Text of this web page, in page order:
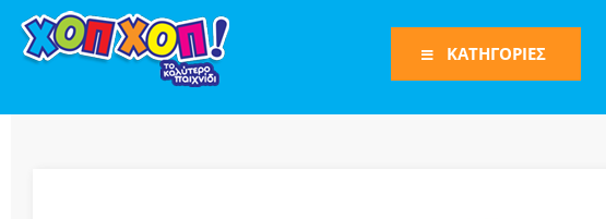
ΚΑΤΗΓΟΡΙΕΣ